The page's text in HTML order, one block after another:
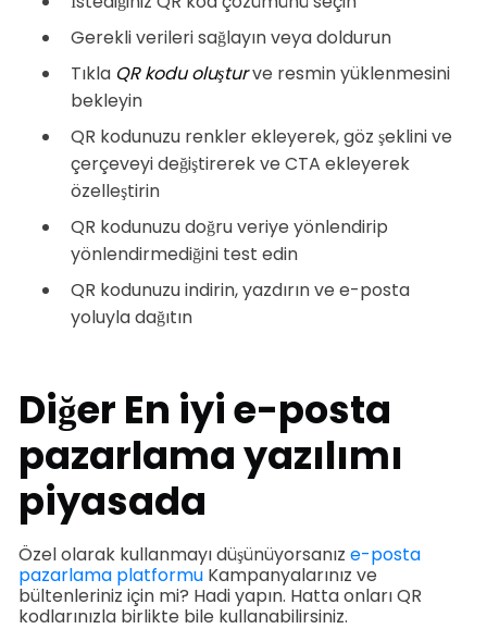
Gerekli verileri sağlayın veya doldurun
Tıkla QR kodu oluşturve resmin yüklenmesini
bekleyin
QR kodunuzu renkler ekleyerek, göz şeklini ve
çerçeveyi değiştirerek ve CTA ekleyerek
özelleştirin
QR kodunuzu doğru veriye yönlendirip
yönlendirmediğini test edin
QR kodunuzu indirin, yazdırın ve e-posta
yoluyla dağıtın
Diğer En iyi e-posta
pazarlama yazılımı
piyasada
Özel olarak kullanmayı düşünüyorsanız e-posta
pazarlama platformuKampanyalarınız ve
bültenleriniz için mi? Hadi yapın. Hatta onları QR
kodlarınızla birlikte bile kullanabilirsiniz.